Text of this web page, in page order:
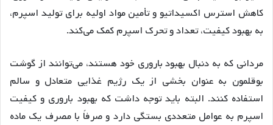
کاهش استرس اکسیداتیو و تأمین مواد اولیه برای تولید اسپرم،
به بهبود کیفیت، تعداد و تحرک اسپرم کمک می‌کند.
مردانی که به دنبال بهبود باروری خود هستند، می‌توانند از گوشت
بوقلمون به عنوان بخشی از یک رژیم غذایی متعادل و سالم
استفاده کنند. البته باید توجه داشت که بهبود باروری و کیفیت
اسپرم به عوامل متعددی بستگی دارد و صرفاً با مصرف یک ماده